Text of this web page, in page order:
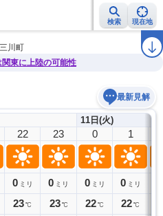
検索 現在地
報 ラ
川町
東に上陸の可能性
最新見解
22
0 ミリ
23℃
23
0 ミリ
23 ℃
11日(火)
0
0 ミリ
22℃
1
0 ミリ
22℃